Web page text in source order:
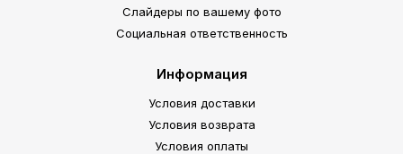
Слайдеры по вашему фото
Социальная ответственность
Информация
Условия доставки
Условия возврата
Условия оплаты